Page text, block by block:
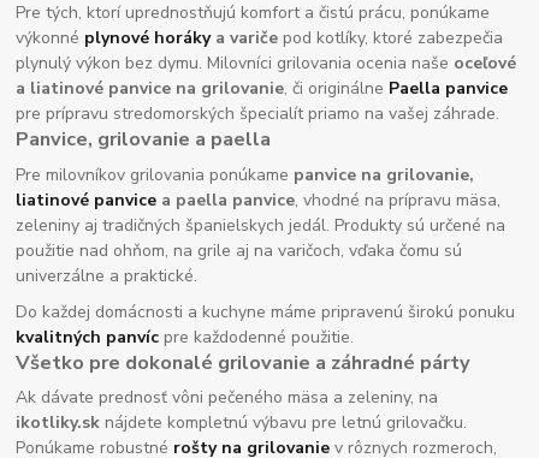
Pre tých, ktorí uprednostňujú komfort a čistú prácu, ponúkame
výkonné plynové horákya variče pod kotlíky, ktoré zabezpečia
plynulý výkon bez dymu. Milovníci grilovania ocenia naše oceľové
a liatinové panvice na grilovanie, či originálne Paella panvice
pre prípravu stredomorských špecialít priamo na vašej záhrade.
Panvice, grilovanie a paella
Pre milovníkov grilovania ponúkame panvice na grilovanie,
liatinové panvice a paella panvice, vhodné na prípravu mäsa,
zeleniny aj tradičných španielskych jedál. Produkty sú určené na
použitie nad ohňom, na grile aj na varičoch, vďaka čomu sú
univerzálne a praktické.
Do každej domácnosti a kuchyne máme pripravenú širokú ponuku
kvalitných panvíc pre každodenné použitie.
Všetko pre dokonalé grilovanie a záhradné párty
Ak dávate prednosť vôni pečeného mäsa a zeleniny, na
ikotliky.sk nájdete kompletnú výbavu pre letnú grilovačku.
Ponúkame robustné rošty na grilovanie v rôznych rozmeroch,